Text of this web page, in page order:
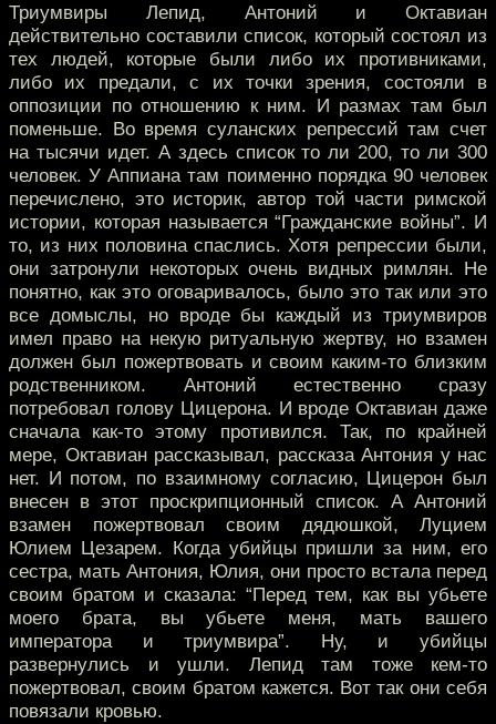
Триумвиры Лепид, Антоний и Октавиан
действительно составили список, который состоял из
тех людей, которые были либо их противниками,
либо их предали, с их точки зрения, состояли в
оппозиции по отношению к ним. И размах там был
поменьше. Во время суланских репрессий там счет
на тысячи идет. А здесь список то ли 200, то ли 300
человек. У Аппиана там поименно порядка 90 человек
перечислено, это историк, автор той части римской
истории, которая называется “Гражданские войны”. И
то, из них половина спаслись. Хотя репрессии были,
они затронули некоторых очень видных римлян. Не
понятно, как это оговаривалось, было это так или это
все домыслы, но вроде бы каждый из триумвиров
имел право на некую ритуальную жертву, но взамен
должен был пожертвовать и своим каким-то близким
родственником. Антоний естественно сразу
потребовал голову Цицерона. И вроде Октавиан даже
сначала как-то этому противился. Так, по крайней
мере, Октавиан рассказывал, рассказа Антония у нас
нет. И потом, по взаимному согласию, Цицерон был
внесен в этот проскрипционный список. А Антоний
взамен пожертвовал своим дядюшкой, Луцием
Юлием Цезарем. Когда убийцы пришли за ним, его
сестра, мать Антония, Юлия, они просто встала перед
своим братом и сказала: “Перед тем, как вы убьете
моего брата, вы убьете меня, мать вашего
императора и триумвира”. Ну, и убийцы
развернулись и ушли. Лепид там тоже кем-то
пожертвовал, своим братом кажется. Вот так они себя
повязали кровью.